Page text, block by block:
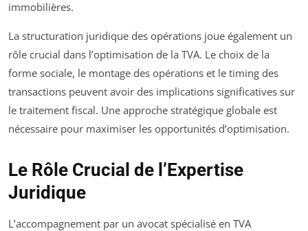
immobilières.
La structuration juridique des opérations joue également un
rôle crucial dans l’optimisation de la TVA. Le choix de la
forme sociale, le montage des opérations et le timing des
transactions peuvent avoir des implications significatives sur
le traitement fiscal. Une approche stratégique globale est
nécessaire pour maximiser les opportunités d’optimisation.
Le Rôle Crucial de l’Expertise
Juridique
L’accompagnement par un avocat spécialisé en TVA